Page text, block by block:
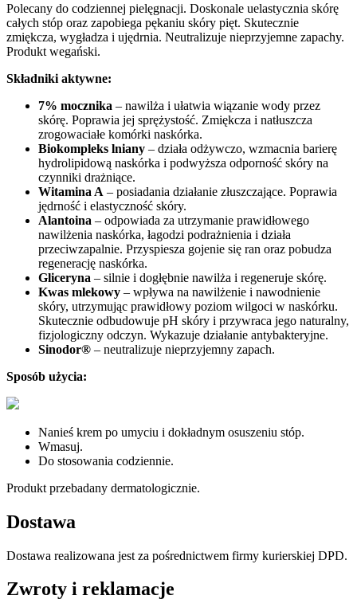
Polecany do codziennej pielęgnacji. Doskonale uelastycznia skórę
całych stóp oraz zapobiega pękaniu skóry pięt. Skutecznie
zmiękcza, wygładza i ujędrnia. Neutralizuje nieprzyjemne zapachy.
Produkt wegański.
Składniki aktywne:
7% mocznika – nawilża i ułatwia wiązanie wody przez
skórę. Poprawia jej sprężystość. Zmiękcza i natłuszcza
zrogowaciałe komórki naskórka.
Biokompleks lniany – działa odżywczo, wzmacnia barierę
hydrolipidową naskórka i podwyższa odporność skóry na
czynniki drażniące.
Witamina A – posiadania działanie złuszczające. Poprawia
jędrność i elastyczność skóry.
Alantoina – odpowiada za utrzymanie prawidłowego
nawilżenia naskórka, łagodzi podrażnienia i działa
przeciwzapalnie. Przyspiesza gojenie się ran oraz pobudza
regenerację naskórka.
Gliceryna – silnie i dogłębnie nawilża i regeneruje skórę.
Kwas mlekowy – wpływa na nawilżenie i nawodnienie
skóry, utrzymując prawidłowy poziom wilgoci w naskórku.
Skutecznie odbudowuje pH skóry i przywraca jego naturalny,
fizjologiczny odczyn. Wykazuje działanie antybakteryjne.
Sinodor® – neutralizuje nieprzyjemny zapach.
Sposób użycia:
Nanieś krem po umyciu i dokładnym osuszeniu stóp.
Wmasuj.
Do stosowania codziennie.
Produkt przebadany dermatologicznie.
Dostawa
Dostawa realizowana jest za pośrednictwem firmy kurierskiej DPD.
Zwroty i reklamacje